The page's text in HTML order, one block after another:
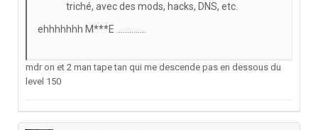
triché, avec des mods, hacks, DNS, etc.
ehhhhhhh M***E ..............
mdr on et 2 man tape tan qui me descende pas en dessous du
level 150